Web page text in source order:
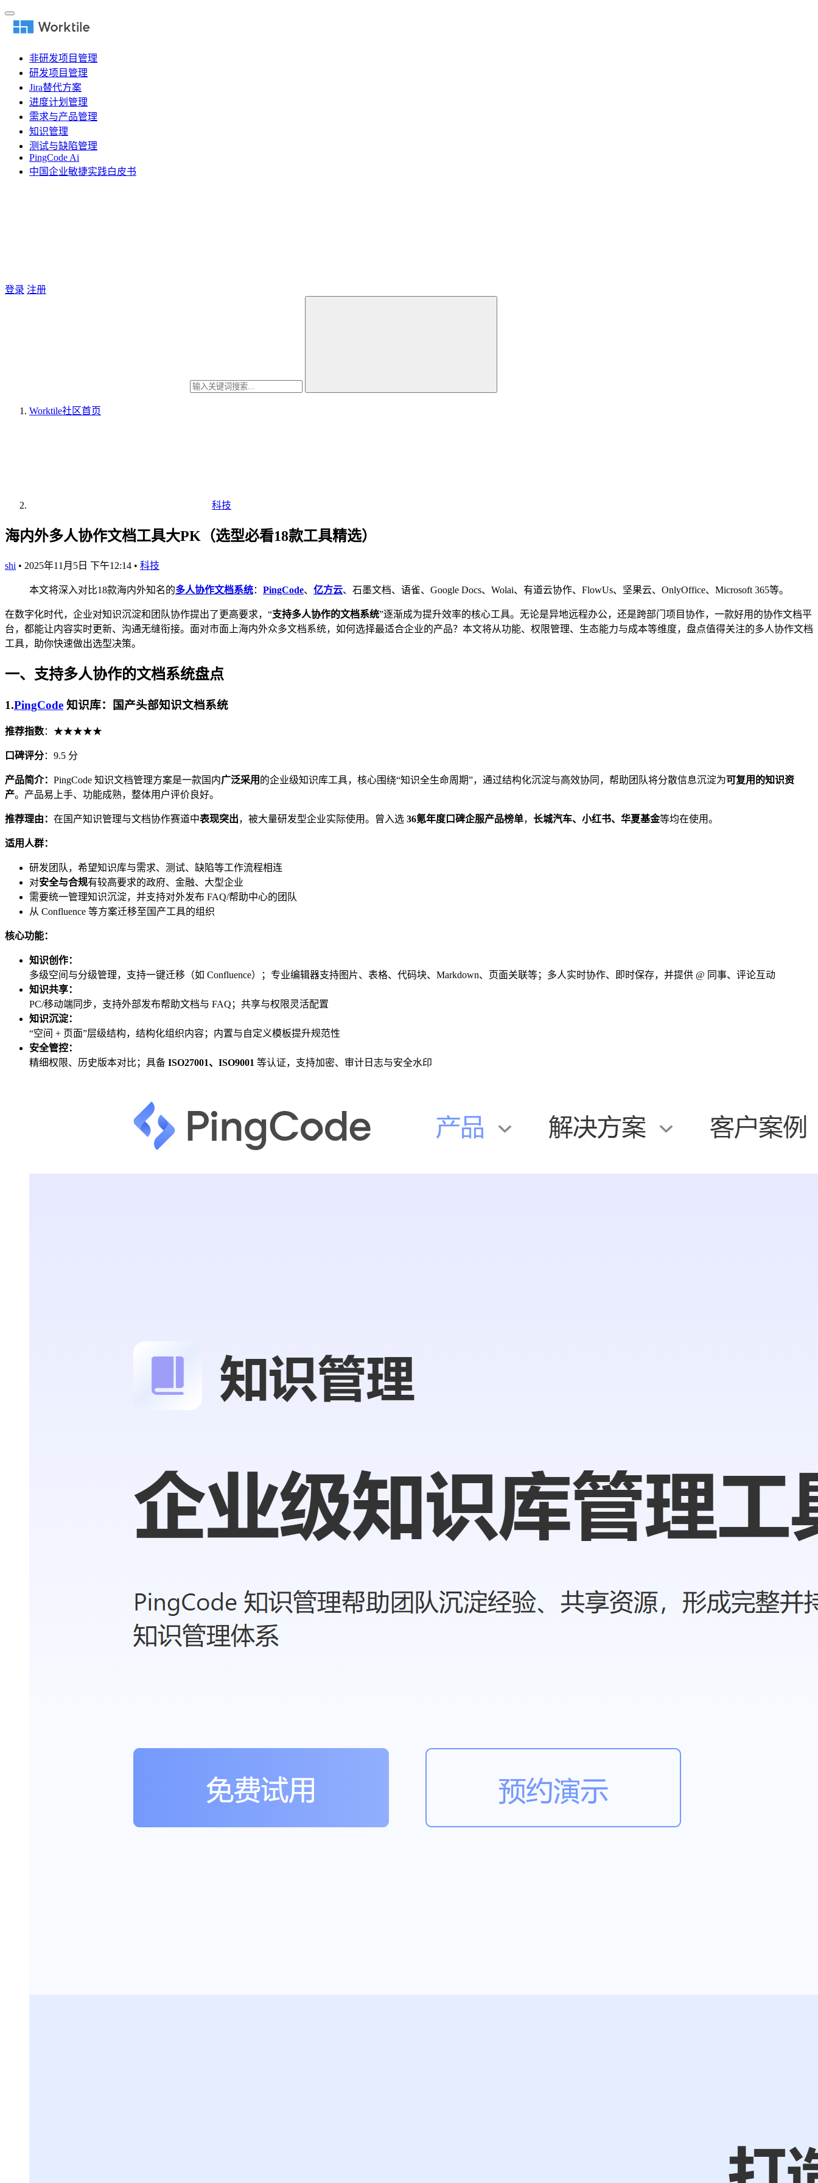
非研发项目管理
研发项目管理
Jira替代方案
进度计划管理
需求与产品管理
知识管理
测试与缺陷管理
PingCode Ai
中国企业敏捷实践白皮书
登录 注册
Worktile社区首页
科技
海内外多人协作文档工具大PK（选型必看18款工具精选）
shi • 2025年11月5日 下午12:14 • 科技
本文将深入对比18款海内外知名的多人协作文档系统： PingCode、 亿方云、石墨文档、语雀、Google Docs、Wolai、有道云协作、FlowUs、坚果云、OnlyOffice、Microsoft 365等。
在数字化时代，企业对知识沉淀和团队协作提出了更高要求，“支持多人协作的文档系统”逐渐成为提升效率的核心工具。无论是异地远程办公，还是跨部门项目协作，一款好用的协作文档平
台，都能让内容实时更新、沟通无缝衔接。面对市面上海内外众多文档系统，如何选择最适合企业的产品？本文将从功能、权限管理、生态能力与成本等维度，盘点值得关注的多人协作文档
工具，助你快速做出选型决策。
一、支持多人协作的文档系统盘点
1.PingCode 知识库：国产头部知识文档系统
推荐指数：★★★★★
口碑评分：9.5 分
产品简介： PingCode 知识文档管理方案是一款国内广泛采用 的企业级知识库工具，核心围绕“知识全生命周期”，通过结构化沉淀与高效协同，帮助团队将分散信息沉淀为可复用的知识资
产。产品易上手、功能成熟，整体用户评价良好。
推荐理由： 在国产知识管理与文档协作赛道中表现突出，被大量研发型企业实际使用。曾入选 36氪年度口碑企服产品榜单， 长城汽车、小红书、华夏基金等均在使用。
适用人群：
研发团队，希望知识库与需求、测试、缺陷等工作流程相连
对安全与合规有较高要求的政府、金融、大型企业
需要统一管理知识沉淀，并支持对外发布 FAQ/帮助中心的团队
从 Confluence 等方案迁移至国产工具的组织
核心功能：
知识创作：
多级空间与分级管理，支持一键迁移（如 Confluence）；专业编辑器支持图片、表格、代码块、Markdown、页面关联等；多人实时协作、即时保存，并提供 @ 同事、评论互动
知识共享：
PC/移动端同步，支持外部发布帮助文档与 FAQ；共享与权限灵活配置
知识沉淀：
“空间 + 页面”层级结构，结构化组织内容；内置与自定义模板提升规范性
安全管控：
精细权限、历史版本对比；具备 ISO27001、ISO9001 等认证，支持加密、审计日志与安全水印